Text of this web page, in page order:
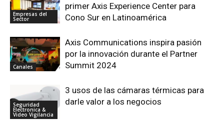
Empresas del
Sector
primer Axis Experience Center para
Cono Sur en Latinoamérica
Canales
Axis Communications inspira pasión
por la innovación durante el Partner
Summit 2024
Seguridad
Electronica &
Video Vigilancia
3 usos de las cámaras térmicas para
darle valor a los negocios